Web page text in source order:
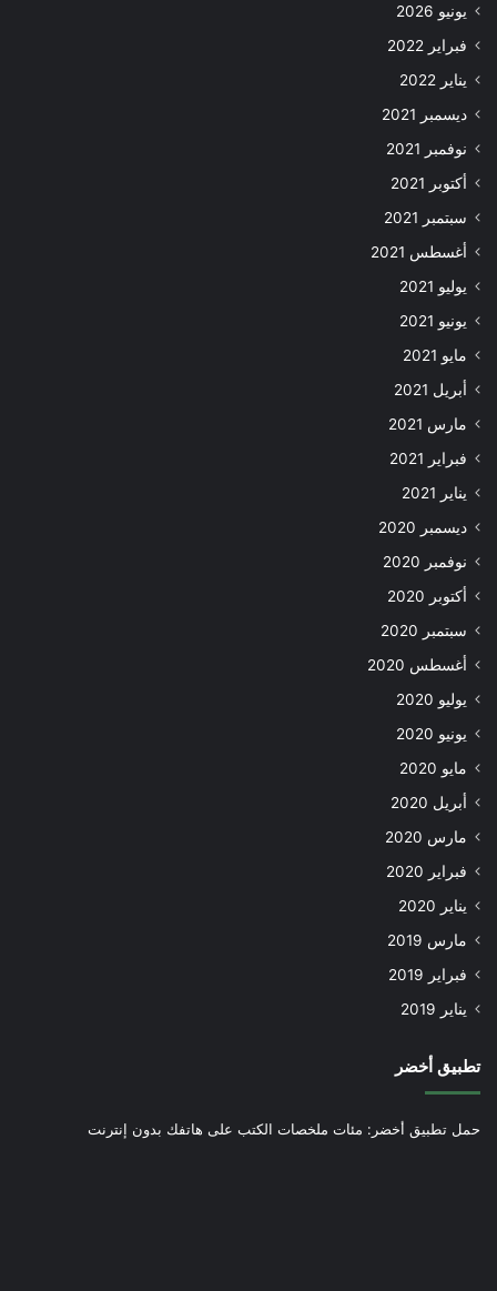
يونيو 2026
فبراير 2022
يناير 2022
ديسمبر 2021
نوفمبر 2021
أكتوبر 2021
سبتمبر 2021
أغسطس 2021
يوليو 2021
يونيو 2021
مايو 2021
أبريل 2021
مارس 2021
فبراير 2021
يناير 2021
ديسمبر 2020
نوفمبر 2020
أكتوبر 2020
سبتمبر 2020
أغسطس 2020
يوليو 2020
يونيو 2020
مايو 2020
أبريل 2020
مارس 2020
فبراير 2020
يناير 2020
مارس 2019
فبراير 2019
يناير 2019
تطبيق أخضر
حمل تطبيق أخضر: مئات ملخصات الكتب على هاتفك بدون إنترنت